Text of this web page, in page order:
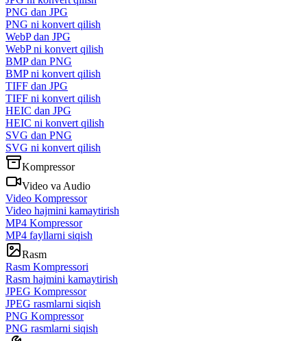
PNG dan JPG
PNG ni konvert qilish
WebP dan JPG
WebP ni konvert qilish
BMP dan PNG
BMP ni konvert qilish
TIFF dan JPG
TIFF ni konvert qilish
HEIC dan JPG
HEIC ni konvert qilish
SVG dan PNG
SVG ni konvert qilish
Kompressor
Video va Audio
Video Kompressor
Video hajmini kamaytirish
MP4 Kompressor
MP4 fayllarni siqish
Rasm
Rasm Kompressori
Rasm hajmini kamaytirish
JPEG Kompressor
JPEG rasmlarni siqish
PNG Kompressor
PNG rasmlarni siqish